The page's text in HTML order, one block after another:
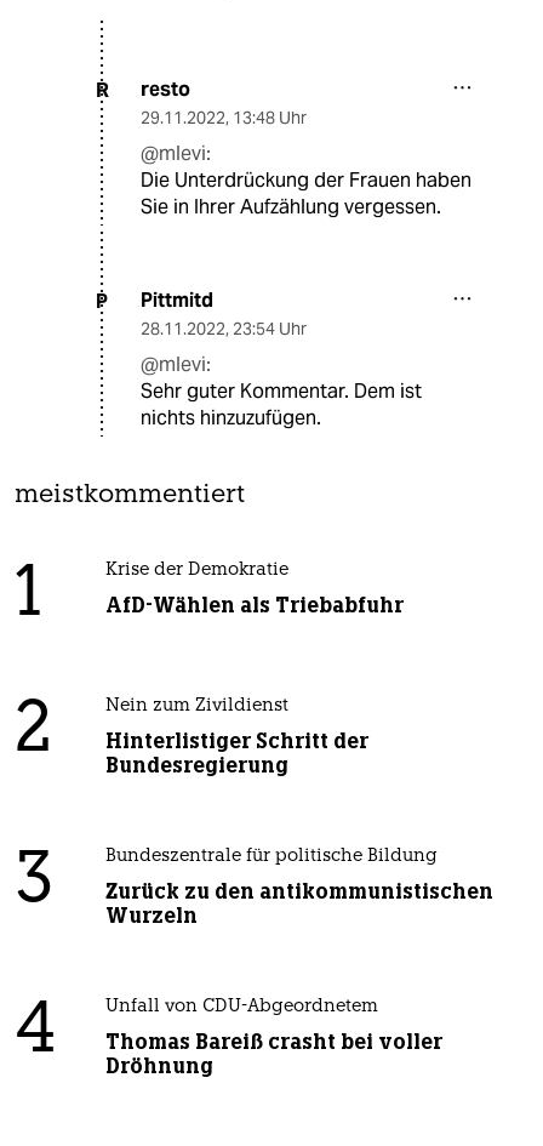
R resto
29.11.2022, 13:48 Uhr
@mlevi:
Die Unterdrückung der Frauen haben
Sie in Ihrer Aufzählung vergessen.
P Pittmitd
28.11.2022, 23:54 Uhr
@mlevi:
Sehr guter Kommentar. Dem ist
nichts hinzuzufügen.
meistkommentiert
1 Krise der Demokratie
AfD-Wählen als Triebabfuhr
2 Nein zum Zivildienst
Hinterlistiger Schritt der
Bundesregierung
3 Bundeszentrale für politische Bildung
Zurück zu den antikommunistischen
Wurzeln
4 Unfall von CDU-Abgeordnetem
Thomas Bareiß crasht bei voller
Dröhnung